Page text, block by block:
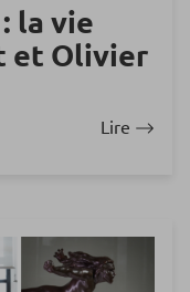
la vie
et Olivier
Lire